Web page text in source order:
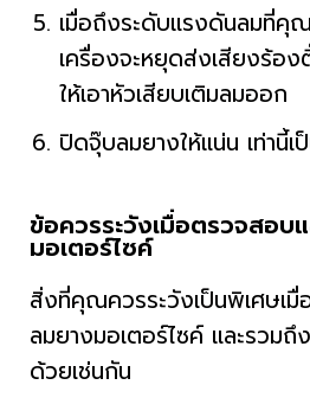
เมื่อถึงระดับแรงดันลมที่คุ
เครื่องจะหยุดส่งเสียงร้อ
ให้เอาหัวเสียบเติมลมออก
ปิดจุ๊บลมยางให้แน่น เท่านี้เ
ข้อควรระวังเมื่อตรวจสอบ
มอเตอร์ไซค์
สิ่งที่คุณควรระวังเป็นพิเศษเมื่
ลมยางมอเตอร์ไซค์ และรวมถึ
ด้วยเช่นกัน